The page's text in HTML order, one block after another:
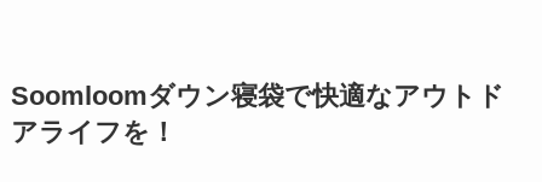
Soomloomダウン寝袋で快適なアウトド
アライフを！